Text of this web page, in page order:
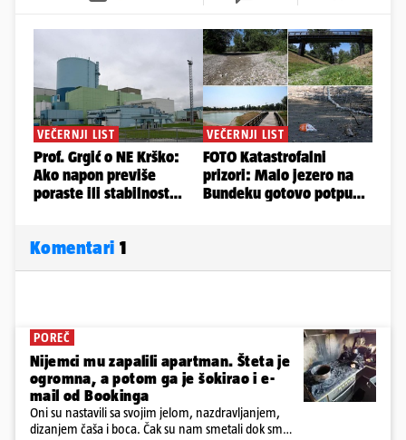
Komentari 1
POREČ
Nijemci mu zapalili apartman. Šteta je
ogromna, a potom ga je šokirao i e-
mail od Bookinga
Oni su nastavili sa svojim jelom, nazdravljanjem,
dizanjem čaša i boca. Čak su nam smetali dok smo